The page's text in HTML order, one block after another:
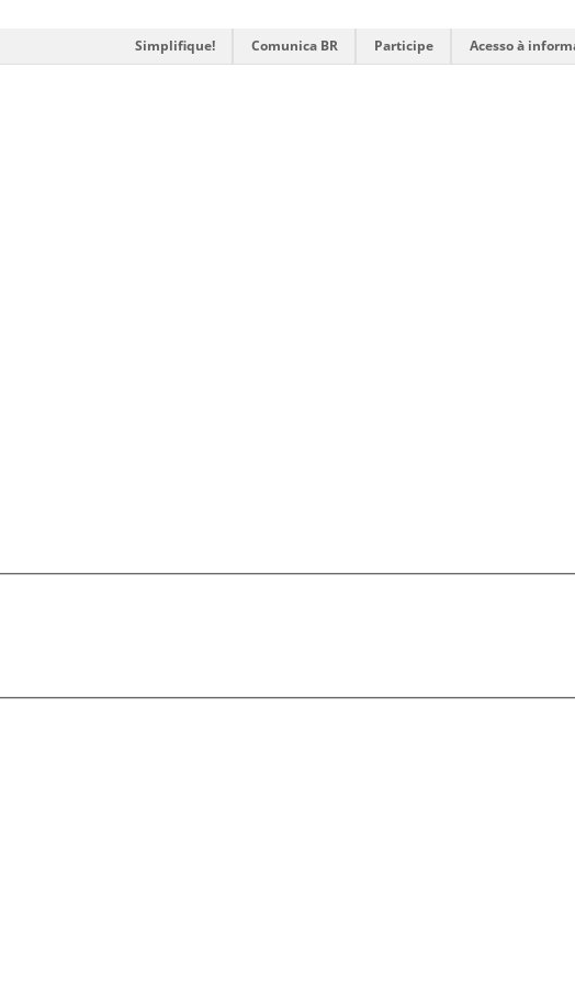
Simplifique! Comunica BR Participe Acesso à